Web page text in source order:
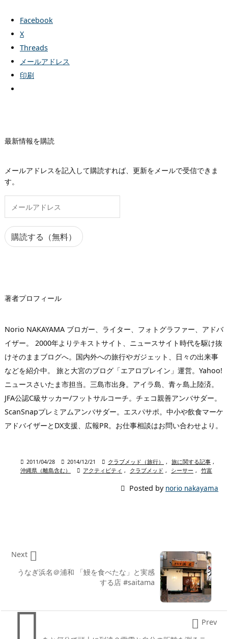
Facebook
X
Threads
メールアドレス
印刷
最新情報を購読
メールアドレスを記入して購読すれば、更新をメールで受信できま
す。
ア
ド
購読する（無料）
著者プロフィール
Norio NAKAYAMA ブロガー、ライター、フォトグラファー、アドバ
イザー。 2000年よりテキストサイト、ニュースサイト時代を駆け抜
けそのままブログへ。国内外への旅行やガジェット、日々の出来事
などを紹介中。 旅と大宮のブログ「エアロプレイン」運営。Yahoo!
ニュースさいたま市担当。三島市出身。アイラ島、青ヶ島上陸済。
JFA公認C級サッカー/フットサルコーチ。チェコ親善アンバサダー。
ScanSnapプレミアムアンバサダー。エスパサポ。中小や飲食マーケ
アドバイザーとDX支援、広報PR。お仕事相談はお問い合わせより。
 2011/04/28  2014/12/21  クラブメッド（旅行） , 旅に関する記事 ,
沖縄県（離島含む）
 アクティビティ , クラブメッド , シーサー , 竹富
 Posted by norio nakayama
うなぎ浜名＠浦和 「鰻を食べたな」と実感
する店 #saitama

Next
 Prev